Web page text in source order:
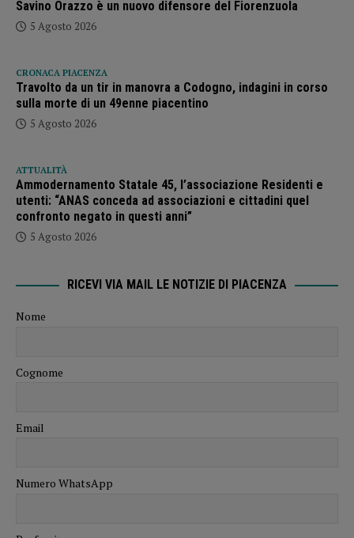
Savino Orazzo è un nuovo difensore del Fiorenzuola
5 Agosto 2026
CRONACA PIACENZA
Travolto da un tir in manovra a Codogno, indagini in corso
sulla morte di un 49enne piacentino
5 Agosto 2026
ATTUALITÀ
Ammodernamento Statale 45, l’associazione Residenti e
utenti: “ANAS conceda ad associazioni e cittadini quel
confronto negato in questi anni”
5 Agosto 2026
RICEVI VIA MAIL LE NOTIZIE DI PIACENZA
Nome
Cognome
Email
Numero WhatsApp